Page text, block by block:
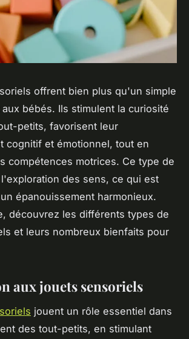
offrent bien plus qu'un simple
bébés. Ils stimulent la curiosité
petits, favorisent leur
cognitif et émotionnel, tout en
compétences motrices. Ce type de
des sens, ce qui est
épanouissement harmonieux.
découvrez les différents types de
et leurs nombreux bienfaits pour
aux jouets sensoriels
jouent un rôle essentiel dans
des tout-petits, en stimulant